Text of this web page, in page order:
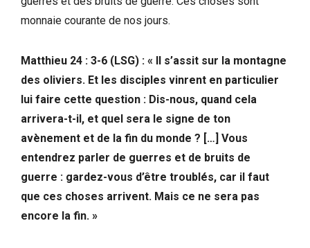
monnaie courante de nos jours.
Matthieu 24 : 3-6 (LSG) : « Il s’assit sur la montagne
des oliviers. Et les disciples vinrent en particulier
lui faire cette question : Dis-nous, quand cela
arrivera-t-il, et quel sera le signe de ton
avènement et de la fin du monde ? […] Vous
entendrez parler de guerres et de bruits de
guerre : gardez-vous d’être troublés, car il faut
que ces choses arrivent. Mais ce ne sera pas
encore la fin. »